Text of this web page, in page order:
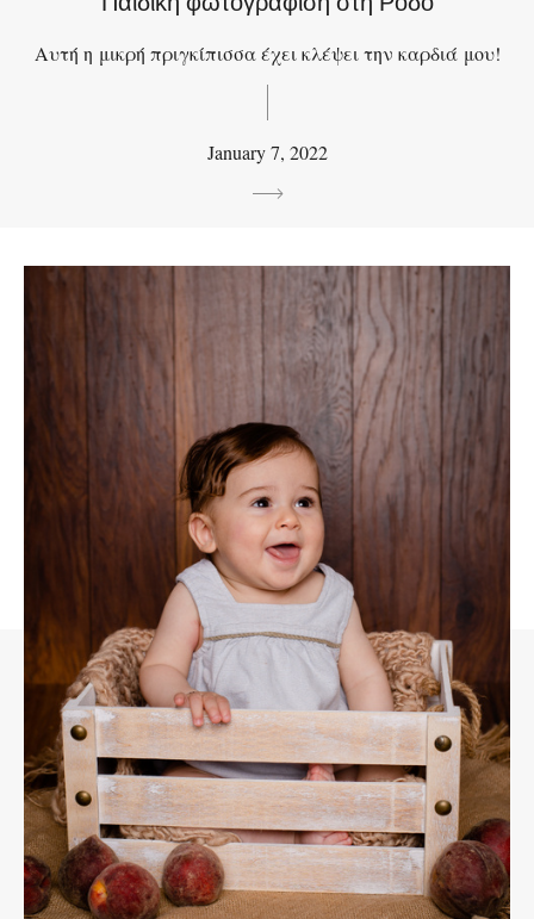
Αυτή η μικρή πριγκίπισσα έχει κλέψει την καρδιά μου!
January 7, 2022